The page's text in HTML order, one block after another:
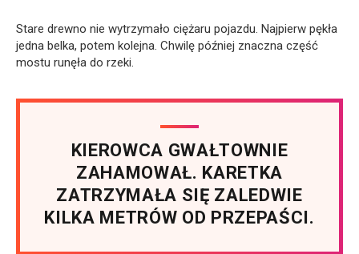
Stare drewno nie wytrzymało ciężaru pojazdu. Najpierw pękła
jedna belka, potem kolejna. Chwilę później znaczna część
mostu runęła do rzeki.
KIEROWCA GWAŁTOWNIE
ZAHAMOWAŁ. KARETKA
ZATRZYMAŁA SIĘ ZALEDWIE
KILKA METRÓW OD PRZEPAŚCI.